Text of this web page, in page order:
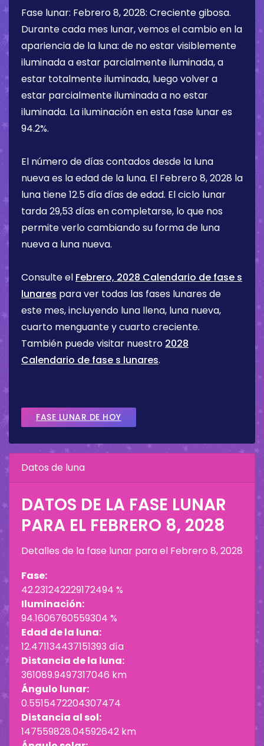
Fase lunar: Febrero 8, 2028: Creciente gibosa.
Durante cada mes lunar, vemos el cambio en la
apariencia de la luna: de no estar visiblemente
iluminada a estar parcialmente iluminada, a
estar totalmente iluminada, luego volver a
estar parcialmente iluminada a no estar
iluminada. La iluminación en esta fase lunar es
94.2%.
El número de días contados desde la luna
nueva es la edad de la luna. El Febrero 8, 2028 la
luna tiene12.5 díadías de edad. El ciclo lunar
tarda 29,53 días en completarse, lo que nos
permite verlo cambiando su forma de luna
nueva a luna nueva.
Consulte el Febrero, 2028 Calendario de fase s
lunares para ver todas las fases lunares de
este mes, incluyendo luna llena, luna nueva,
cuarto menguante y cuarto creciente.
También puede visitar nuestro 2028
Calendario de fase s lunares.
FASE LUNAR DE HOY
Datos de luna
DATOS DE LA FASE LUNAR
PARA EL FEBRERO 8, 2028
Detalles de la fase lunar para el Febrero 8, 2028
Fase:
42.231242229172494 %
Iluminación:
94.1606760559304 %
Edad de la luna:
12.471134437151393 día
Distancia de la luna:
361089.9497317046 km
Ángulo lunar:
0.5515472204307474
Distancia al sol:
147559828.04592642 km